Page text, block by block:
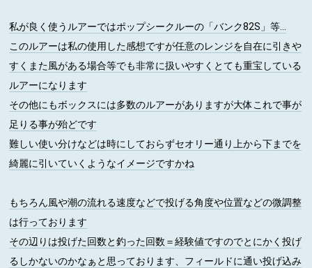
私が良く使うルアーではポップシークルーの「バンク82S」等...
このルアーは私の使用した感想ですが任意のレンジを自在に引きや
すくまた風がある場合等でも非常に扱いやすくとても重宝している
ルアーになります
その他にもボックスには多数のルアーがありますが大体これで事が
足りる事が殆どです
難しい使い分けなどは時にしておらずセオリー通り上から下までを
綺麗に引いていくようなイメージですかね
もちろん風や潮の流れる速度などで投げる角度や位置などの微調整
は行っております
その辺りは投げた回数と釣った回数＝経験値ですのでとにかく投げ
るしかないのかなぁと思っております、フィールドに通い投げ込み